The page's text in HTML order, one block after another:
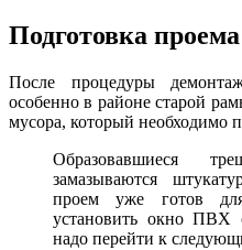
Подготовка
После процедуры
особенно в районе старой
мусора, который необходимо
Образовавшиеся
замазываются
проем уже готов
установить окно ПВХ
надо перейти к